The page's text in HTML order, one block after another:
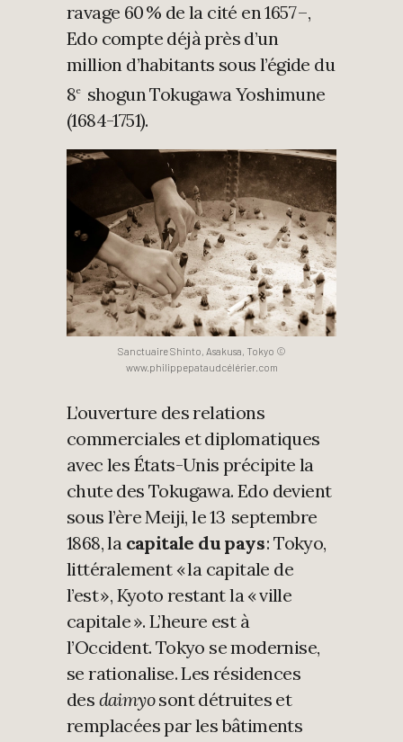
ravage 60 % de la cité en 1657 –,
Edo compte déjà près d’un
million d’habitants sous l’égide du
8eshogun Tokugawa Yoshimune
(1684-1751).
Sanctuaire Shinto, Asakusa, Tokyo ©
www.philippepataudcélérier.com
L’ouverture des relations
commerciales et diplomatiques
avec les États-Unis précipite la
chute des Tokugawa. Edo devient
sous l’ère Meiji, le 13 septembre
1868, la capitale du pays: Tokyo,
littéralement « la capitale de
l’est », Kyoto restant la « ville
capitale ». L’heure est à
l’Occident. Tokyo se modernise,
se rationalise. Les résidences
des daimyosont détruites et
remplacées par les bâtiments